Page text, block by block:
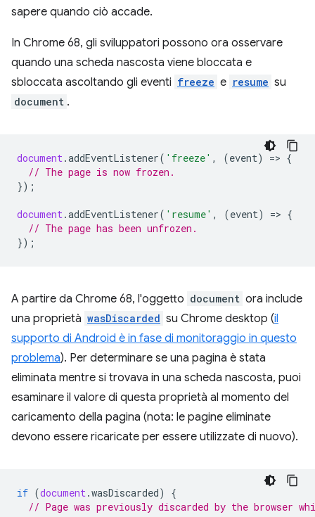
sapere quando ciò accade.
In Chrome 68, gli sviluppatori possono ora osservare
quando una scheda nascosta viene bloccata e
sbloccata ascoltando gli eventi freeze e resume su
document .
document .addEventListener( 'freeze' , (event) => {
// The page is now frozen.
});
document .addEventListener( 'resume' , (event) => {
// The page has been unfrozen.
});
A partire da Chrome 68, l'oggetto document ora include
una proprietà wasDiscarded su Chrome desktop (il
supporto di Android è in fase di monitoraggio in questo
problema). Per determinare se una pagina è stata
eliminata mentre si trovava in una scheda nascosta, puoi
esaminare il valore di questa proprietà al momento del
caricamento della pagina (nota: le pagine eliminate
devono essere ricaricate per essere utilizzate di nuovo).
if (document .wasDiscarded)
{
// Page was previously discarded by the browser